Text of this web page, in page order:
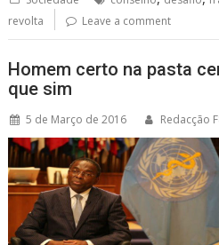
revolta Leave a comment
Homem certo na pasta
que sim
5 de Março de 2016 Redacção